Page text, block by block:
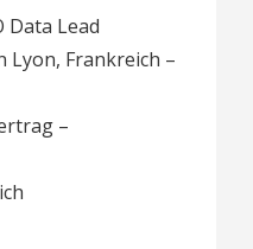
Data Lead
Lyon, Frankreich –
–